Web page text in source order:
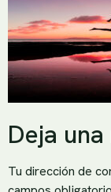
Deja
Tu dirección de